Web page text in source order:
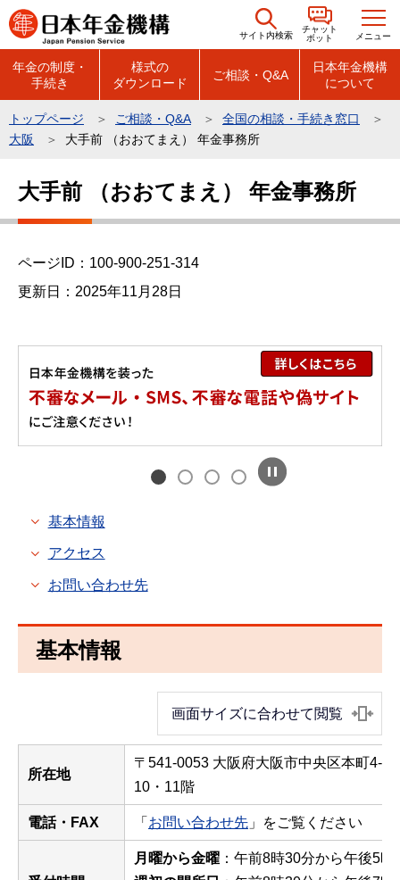
こ
の
す
サイト内検索
チャット
ボット
メニュー
年金の制度・
手続き
様式の
ダウンロード
ご相談・Q&A
日本年金機構
について
トップページ ご相談・Q&A
全国の相談・手続き窓口
大阪
大手前 （おおてまえ） 年金事務所
こ
大手前 （おおてまえ） 年金事務所
ページID：100-900-251-314
更新日：2025年11月28日
基本情報
アクセス
お問い合わせ先
基本情報
画面サイズに合わせて閲覧
所在地
〒541-0053 大阪府大阪市中央区本町4-
10・11階
電話・FAX 「 お問い合わせ先 」をご覧ください
月曜から金曜 ：午前8時30分から午後5時